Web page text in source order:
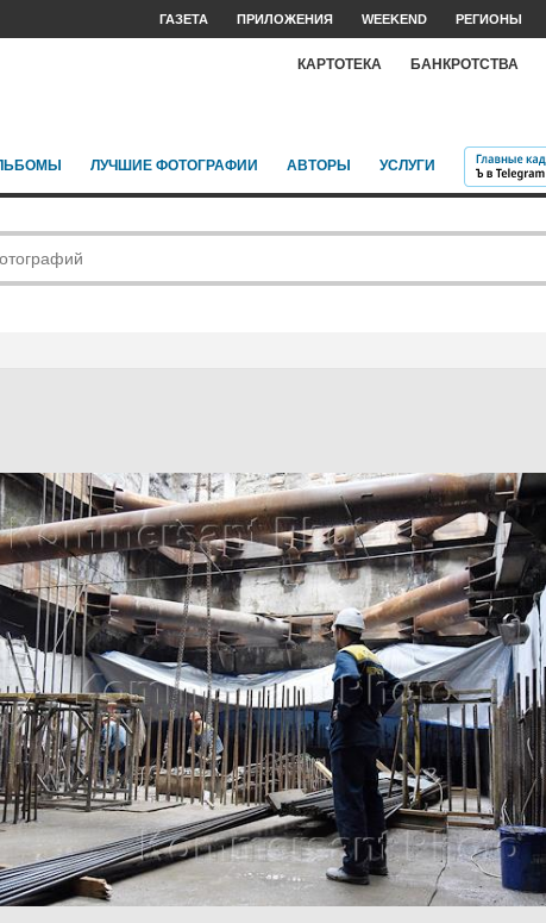
ГАЗЕТА ПРИЛОЖЕНИЯ WEEKEND РЕГИОНЫ
КАРТОТЕКА БАНКРОТСТВА
ЛУЧШИЕ ФОТОГРАФИИ АВТОРЫ УСЛУГИ